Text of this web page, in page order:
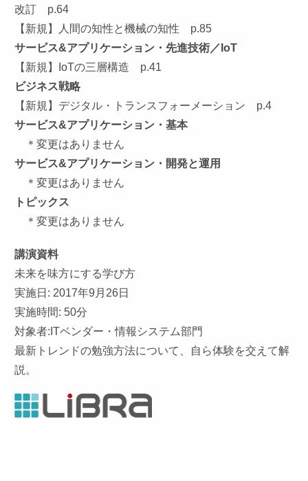
改訂 p.64
【新規】人間の知性と機械の知性 p.85
サービス&アプリケーション・先進技術／IoT
【新規】IoTの三層構造 p.41
ビジネス戦略
【新規】デジタル・トランスフォーメーション p.4
サービス&アプリケーション・基本
＊変更はありません
サービス&アプリケーション・開発と運用
＊変更はありません
トピックス
＊変更はありません
講演資料
未来を味方にする学び方
実施日: 2017年9月26日
実施時間: 50分
対象者:ITベンダー・情報システム部門
最新トレンドの勉強方法について、自ら体験を交えて解
説。